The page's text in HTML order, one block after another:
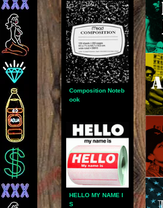
Composition Noteb
ook
HELLO MY NAME I
S